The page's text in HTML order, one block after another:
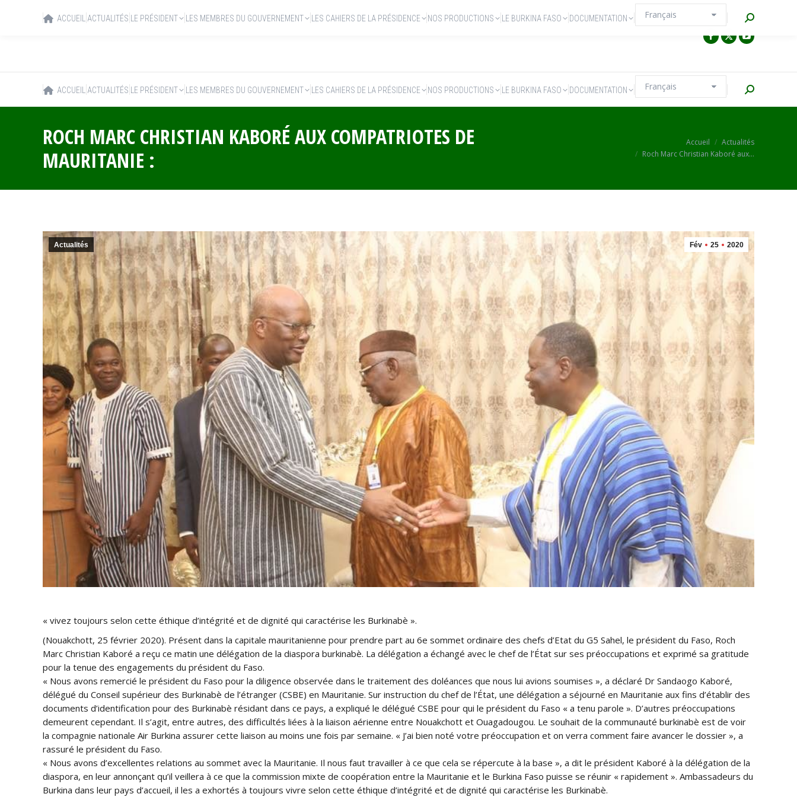
ACCUEIL ACTUALITÉS LE PRÉSIDENT LES MEMBRES DU GOUVERNEMENT LES CAHIERS DE LA PRÉSIDENCE NOS PRODUCTIONS LE BURKINA FASO DOCUMENTATION Recherche
ROCH MARC CHRISTIAN KABORÉ AUX COMPATRIOTES DE
MAURITANIE :
Accueil
Actualités
Roch Marc Christian Kaboré aux…
Fév 25 2020
Actualités
« vivez toujours selon cette éthique d’intégrité et de dignité qui caractérise les Burkinabè ».
(Nouakchott, 25 février 2020). Présent dans la capitale mauritanienne pour prendre part au 6e sommet ordinaire des chefs d’Etat du G5 Sahel, le président du Faso, Roch
Marc Christian Kaboré a reçu ce matin une délégation de la diaspora burkinabè. La délégation a échangé avec le chef de l’État sur ses préoccupations et exprimé sa gratitude
pour la tenue des engagements du président du Faso.
« Nous avons remercié le président du Faso pour la diligence observée dans le traitement des doléances que nous lui avions soumises », a déclaré Dr Sandaogo Kaboré,
délégué du Conseil supérieur des Burkinabè de l’étranger (CSBE) en Mauritanie. Sur instruction du chef de l’État, une délégation a séjourné en Mauritanie aux fins d’établir des
documents d’identification pour des Burkinabè résidant dans ce pays, a expliqué le délégué CSBE pour qui le président du Faso « a tenu parole ». D’autres préoccupations
demeurent cependant. Il s’agit, entre autres, des difficultés liées à la liaison aérienne entre Nouakchott et Ouagadougou. Le souhait de la communauté burkinabè est de voir
la compagnie nationale Air Burkina assurer cette liaison au moins une fois par semaine. « J’ai bien noté votre préoccupation et on verra comment faire avancer le dossier », a
rassuré le président du Faso.
« Nous avons d’excellentes relations au sommet avec la Mauritanie. Il nous faut travailler à ce que cela se répercute à la base », a dit le président Kaboré à la délégation de la
diaspora, en leur annonçant qu’il veillera à ce que la commission mixte de coopération entre la Mauritanie et le Burkina Faso puisse se réunir « rapidement ». Ambassadeurs du
Burkina dans leur pays d’accueil, il les a exhortés à toujours vivre selon cette éthique d’intégrité et de dignité qui caractérise les Burkinabè.
ACCUEIL ACTUALITÉS LE PRÉSIDENT LES MEMBRES DU GOUVERNEMENT LES CAHIERS DE LA PRÉSIDENCE NOS PRODUCTIONS LE BURKINA FASO DOCUMENTATION Recherche